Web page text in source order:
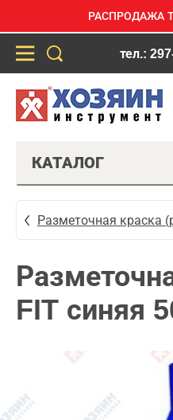
РАСПРОДАЖА
тел.:
КАТАЛОГ
Разметочная краска
FIT синяя